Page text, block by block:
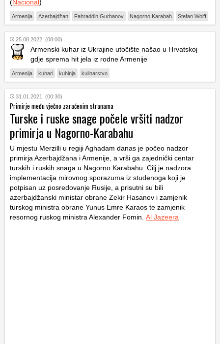
(Nacional )
Armenija Azerbajdžan Fahraddin Gurbanov Nagorno Karabah Stefan Wolff
25.08.2022. (08:00)
Armenski kuhar iz Ukrajine utočište našao u Hrvatskoj
gdje sprema hit jela iz rodne Armenije
Armenija kuhari kuhinja kulinarstvo
31.01.2021. (00:30)
Primirje među vječno zaraćenim stranama
Turske i ruske snage počele vršiti nadzor
primirja u Nagorno-Karabahu
U mjestu Merzilli u regiji Aghadam danas je počeo nadzor
primirja Azerbajdžana i Armenije, a vrši ga zajednički centar
turskih i ruskih snaga u Nagorno Karabahu. Cilj je nadzora
implementacija mirovnog sporazuma iz studenoga koji je
potpisan uz posredovanje Rusije, a prisutni su bili
azerbajdžanski ministar obrane Zekir Hasanov i zamjenik
turskog ministra obrane Yunus Emre Karaos te zamjenik
resornog ruskog ministra Alexander Fomin. Al Jazeera